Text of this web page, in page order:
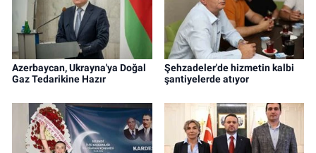
Azerbaycan, Ukrayna'ya Doğal
Gaz Tedarikine Hazır
Şehzadeler'de hizmetin kalbi
şantiyelerde atıyor